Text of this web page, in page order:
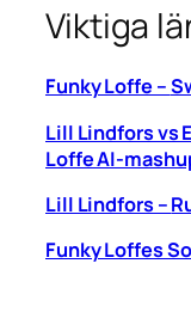
Viktiga
Funky Loffe –
Lill Lindfors vs
Loffe AI-
Lill Lindfors –
Funky Loffes